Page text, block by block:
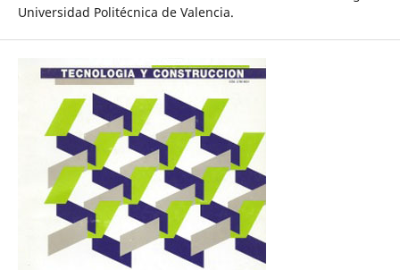
Universidad Politécnica de Valencia.